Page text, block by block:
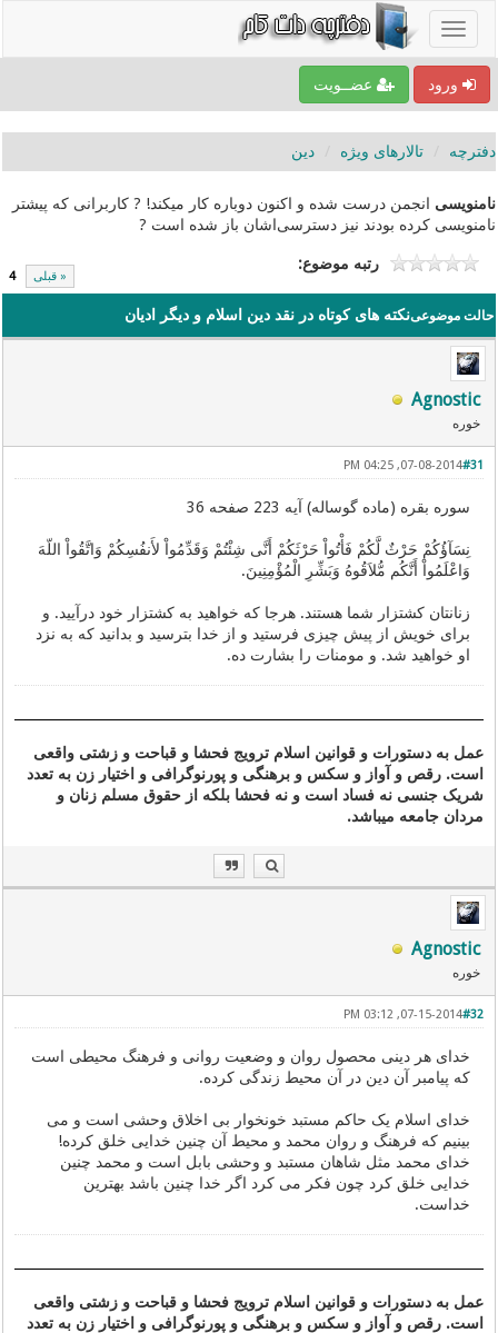
ورود عضــویت
دفترچه تالارهای ویژه دین
نامنویسی انجمن درست شده و اکنون دوباره کار میکند! ? کاربرانی که پیشتر
نامنویسی کرده بودند نیز دسترسی‌اشان باز شده است ?
« قبلی 4
رتبه موضوع:
حالت موضوعینکته های کوتاه در نقد دین اسلام و دیگر ادیان
Agnostic
خوره
#31
07-08-2014, 04:25 PM
سوره بقره (ماده گوساله) آیه 223 صفحه 36
نِسَآؤُكُمْ حَرْثٌ لَّكُمْ فَأْتُواْ حَرْثَكُمْ أَنَّى شِئْتُمْ وَقَدِّمُواْ لأَنفُسِكُمْ وَاتَّقُواْ اللّهَ
وَاعْلَمُواْ أَنَّكُم مُّلاَقُوهُ وَبَشِّرِ الْمُؤْمِنِینَ.
زنانتان کشتزار شما هستند. هرجا که خواهید به کشتزار خود درآیید. و
برای خویش از پیش چیزی فرستید و از خدا بترسید و بدانید که به نزد
او خواهید شد. و مومنات را بشارت ده.
عمل به دستورات و قوانین اسلام ترویج فحشا و قباحت و زشتی واقعی
است. رقص و آواز و سکس و برهنگی و پورنوگرافی و اختیار زن به تعدد
شریک جنسی نه فساد است و نه فحشا بلکه از حقوق مسلم زنان و
مردان جامعه میباشد.
Agnostic
خوره
#32
07-15-2014, 03:12 PM
خدای هر دینی محصول روان و وضعیت روانی و فرهنگ محیطی است
که پیامبر آن دین در آن محیط زندگی کرده.
خدای اسلام یک حاکم مستبد خونخوار بی اخلاق وحشی است و می
بینیم که فرهنگ و روان محمد و محیط آن چنین خدایی خلق کرده!
خدای محمد مثل شاهان مستبد و وحشی بابل است و محمد چنین
خدایی خلق کرد چون فکر می کرد اگر خدا چنین باشد بهترین
خداست.
عمل به دستورات و قوانین اسلام ترویج فحشا و قباحت و زشتی واقعی
است. رقص و آواز و سکس و برهنگی و پورنوگرافی و اختیار زن به تعدد